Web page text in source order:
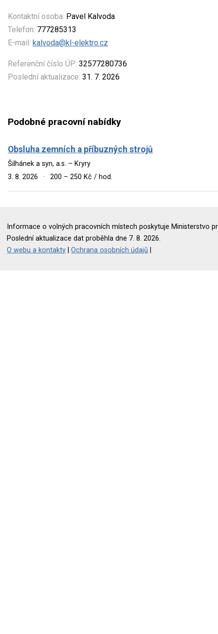
Kontaktní osoba: Pavel Kalvoda
Telefon: 777285313
E-mail: kalvoda@kl-elektro.cz
Referenční číslo ÚP: 32577280736
Poslední aktualizace: 31. 7. 2026
Podobné pracovní nabídky
Obsluha zemních a příbuzných strojů
Šilhánek a syn, a.s. – Kryry
3. 8. 2026
· 200 – 250 Kč / hod.
Informace o volných pracovních místech poskytuje Ministerstvo
Poslední aktualizace dat proběhla dne 7. 8. 2026.
O webu a kontakty |Ochrana osobních údajů